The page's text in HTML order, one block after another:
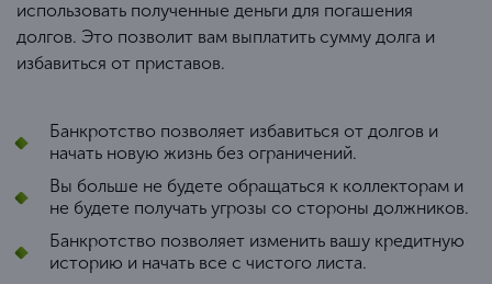
использовать полученные деньги для погашения
долгов. Это позволит вам выплатить сумму долга и
избавиться от приставов.
Банкротство позволяет избавиться от долгов и
начать новую жизнь без ограничений.
Вы больше не будете обращаться к коллекторам и
не будете получать угрозы со стороны должников.
Банкротство позволяет изменить вашу кредитную
историю и начать все с чистого листа.